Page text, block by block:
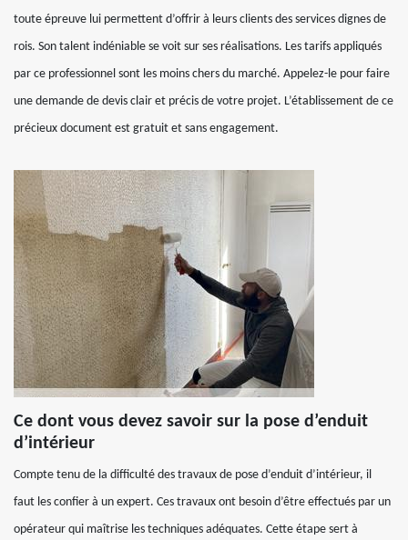
toute épreuve lui permettent d’offrir à leurs clients des services dignes de
rois. Son talent indéniable se voit sur ses réalisations. Les tarifs appliqués
par ce professionnel sont les moins chers du marché. Appelez-le pour faire
une demande de devis clair et précis de votre projet. L’établissement de ce
précieux document est gratuit et sans engagement.
Ce dont vous devez savoir sur la pose d’enduit
d’intérieur
Compte tenu de la difficulté des travaux de pose d’enduit d’intérieur, il
faut les confier à un expert. Ces travaux ont besoin d’être effectués par un
opérateur qui maîtrise les techniques adéquates. Cette étape sert à